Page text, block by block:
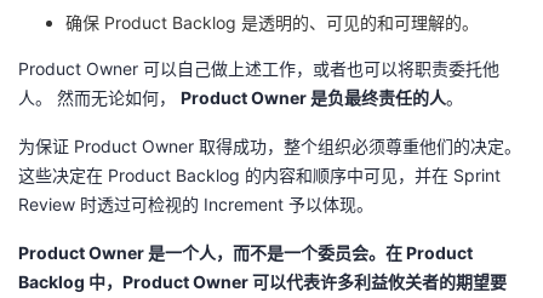
确保 Product Backlog 是透明的、可见的和可理解的。
Product Owner 可以自己做上述工作，或者也可以将职责委托他
人。 然而无论如何， Product Owner 是负最终责任的人。
为保证 Product Owner 取得成功，整个组织必须尊重他们的决定。
这些决定在 Product Backlog 的内容和顺序中可见，并在 Sprint
Review 时透过可检视的 Increment 予以体现。
Product Owner 是一个人，而不是一个委员会。在 Product
Backlog 中，Product Owner 可以代表许多利益攸关者的期望要